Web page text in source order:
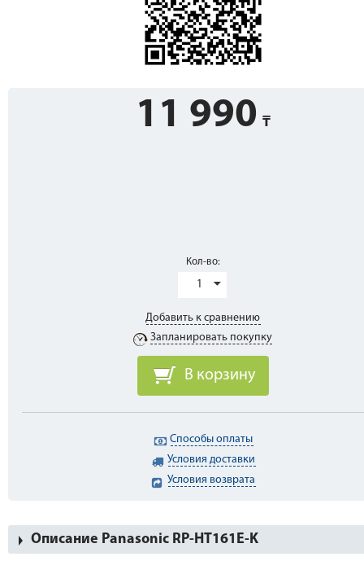
11 990
Кол-во:
1
Добавить к сравнению
Запланировать покупку
В корзину
Способы оплаты
Условия доставки
Условия возврата
Описание Panasonic RP-HT161E-K